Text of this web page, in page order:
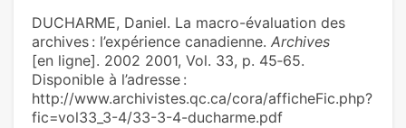
DUCHARME, Daniel. La macro-évaluation des
archives : l’expérience canadienne. Archives
[en ligne]. 2002 2001, Vol. 33, p. 45‑65.
Disponible à l’adresse :
http://www.archivistes.qc.ca/cora/afficheFic.php?
fic=vol33_3-4/33-3-4-ducharme.pdf